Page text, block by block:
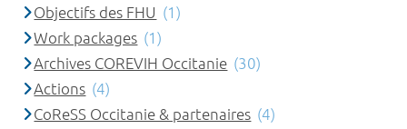
Objectifs des FHU (1)
Work packages (1)
Archives COREVIH Occitanie (30)
Actions (4)
CoReSS Occitanie & partenaires (4)